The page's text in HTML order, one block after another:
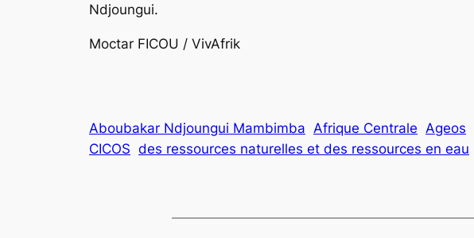
Ndjoungui.
Moctar FICOU / VivAfrik
Aboubakar Ndjoungui Mambimba Afrique Centrale Ageos
CICOS des ressources naturelles et des ressources en eau